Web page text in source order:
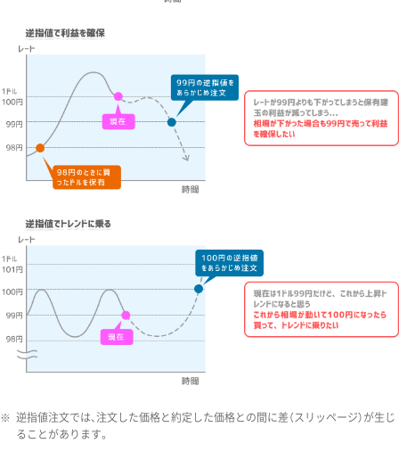
※ 逆指値注文では、注文した価格と約定した価格との間に差（スリッページ）が生じ
ることがあります。